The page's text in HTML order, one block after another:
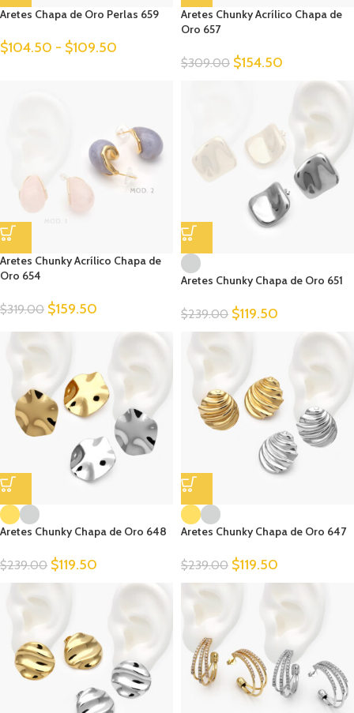
Aretes Chapa de Oro Perlas 659
$104.50 - $109.50
Aretes Chunky Acrílico Chapa de
Oro 657
$309.00 $154.50
Aretes Chunky Acrílico Chapa de
Oro 654
$319.00 $159.50
Aretes Chunky Chapa de Oro 651
$239.00 $119.50
Aretes Chunky Chapa de Oro 648
$239.00 $119.50
Aretes Chunky Chapa de Oro 647
$239.00 $119.50